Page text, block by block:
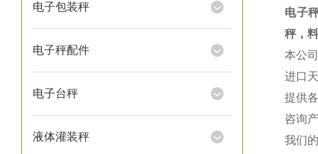
电子包装秤
电子秤配件
电子台秤
液体灌装秤
电子
秤，
本公
进口
提供
咨询
我们